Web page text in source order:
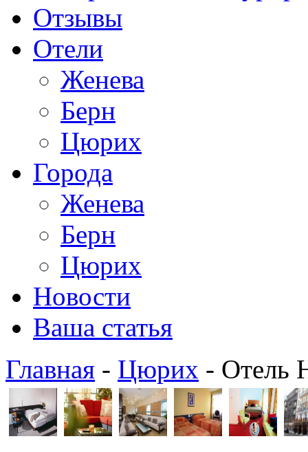
Отзывы
Отели
Женева
Берн
Цюрих
Города
Женева
Берн
Цюрих
Новости
Ваша статья
Главная - Цюрих - Отель